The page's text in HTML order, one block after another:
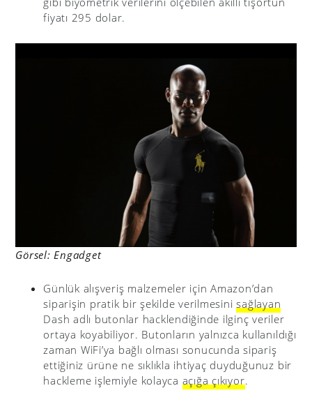
fiyatı 295 dolar.
Görsel: Engadget
Günlük alışveriş malzemeler için Amazon’dan
siparişin pratik bir şekilde verilmesinisağlayan
Dash adlı butonlar hacklendiğinde ilginç veriler
ortaya koyabiliyor. Butonların yalnızca kullanıldığı
zaman WiFi’ya bağlı olması sonucunda sipariş
ettiğiniz ürüne ne sıklıkla ihtiyaç duyduğunuz bir
hackleme işlemiyle kolayca açığa çıkıyor.